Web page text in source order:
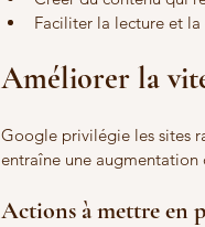
Faciliter la lecture et
Améliorer la
Google privilégie les sites
entraîne une augmentation
Actions à mettre en